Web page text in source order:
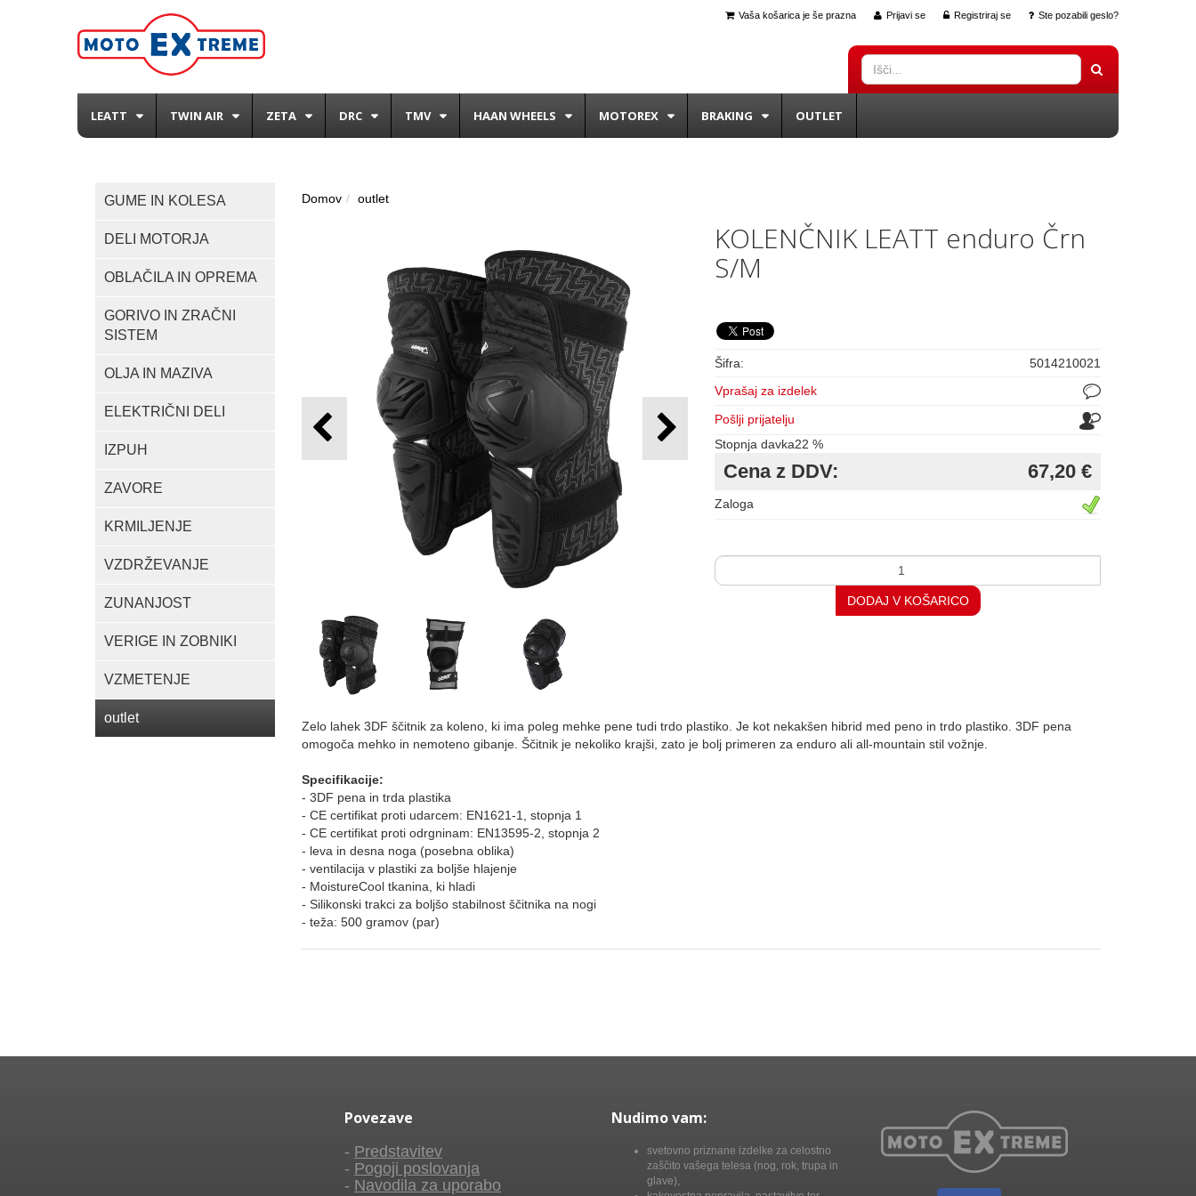
Prijavi se Registriraj se Ste pozabili geslo?
Vaša košarica je še prazna
LEATT TWIN AIR ZETA DRC TMV HAAN WHEELS MOTOREX BRAKING OUTLET
GUME IN KOLESA
DELI MOTORJA
OBLAČILA IN OPREMA
GORIVO IN ZRAČNI
SISTEM
OLJA IN MAZIVA
ELEKTRIČNI DELI
IZPUH
ZAVORE
KRMILJENJE
VZDRŽEVANJE
ZUNANJOST
VERIGE IN ZOBNIKI
VZMETENJE
outlet
Domov outlet
KOLENČNIK LEATT enduro Črn
S/M
Šifra:
5014210021
Vprašaj za izdelek
Pošlji prijatelju
Stopnja davka22 %
Cena z DDV: 67,20 €
Zaloga
DODAJ V KOŠARICO
Zelo lahek 3DF ščitnik za koleno, ki ima poleg mehke pene tudi trdo plastiko. Je kot nekakšen hibrid med peno in trdo plastiko. 3DF pena
omogoča mehko in nemoteno gibanje. Ščitnik je nekoliko krajši, zato je bolj primeren za enduro ali all-mountain stil vožnje.
Specifikacije:
- 3DF pena in trda plastika
- CE certifikat proti udarcem: EN1621-1, stopnja 1
- CE certifikat proti odrgninam: EN13595-2, stopnja 2
- leva in desna noga (posebna oblika)
- ventilacija v plastiki za boljše hlajenje
- MoistureCool tkanina, ki hladi
- Silikonski trakci za boljšo stabilnost ščitnika na nogi
- teža: 500 gramov (par)
Povezave
- Predstavitev
- Pogoji poslovanja
- Navodila za uporabo
Nudimo vam:
svetovno priznane izdelke za celostno
zaščito vašega telesa (nog, rok, trupa in
glave),